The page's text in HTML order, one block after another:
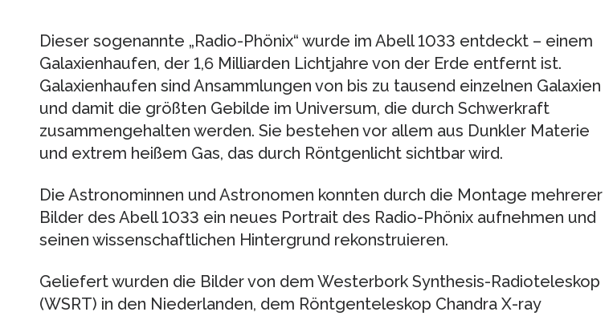
Dieser sogenannte „Radio-Phönix“ wurde im Abell 1033 entdeckt – einem
Galaxienhaufen, der 1,6 Milliarden Lichtjahre von der Erde entfernt ist.
Galaxienhaufen sind Ansammlungen von bis zu tausend einzelnen Galaxien
und damit die größten Gebilde im Universum, die durch Schwerkraft
zusammengehalten werden. Sie bestehen vor allem aus Dunkler Materie
und extrem heißem Gas, das durch Röntgenlicht sichtbar wird.
Die Astronominnen und Astronomen konnten durch die Montage mehrerer
Bilder des Abell 1033 ein neues Portrait des Radio-Phönix aufnehmen und
seinen wissenschaftlichen Hintergrund rekonstruieren.
Geliefert wurden die Bilder von dem Westerbork Synthesis-Radioteleskop
(WSRT) in den Niederlanden, dem Röntgenteleskop Chandra X-ray